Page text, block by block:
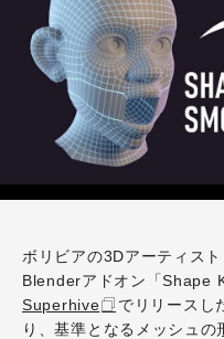
ボリビアの3Dアーティス
Blenderアドオン「Shape
Superhive
でリリースし
り、基準となるメッシュ